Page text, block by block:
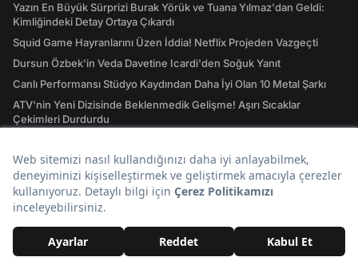
Yazın En Büyük Sürprizi Burak Yörük ve Tuana Yılmaz'dan Geldi:
Kimliğindeki Detay Ortaya Çıkardı
Squid Game Hayranlarını Üzen İddia! Netflix Projeden Vazgeçti
Dursun Özbek'in Veda Davetine Icardi'den Soğuk Yanıt
Canlı Performansı Stüdyo Kaydından Daha İyi Olan 10 Metal Şarkı
ATV'nin Yeni Dizisinde Beklenmedik Gelişme! Aşırı Sıcaklar
Çekimleri Durdurdu
Günün Popüler Başlıkları
İlk Anket Sonucu: YENİ Parti'nin Oy Oranı Belli Oldu, CHP Barajın
Altına Düştü!
Hasan Can Kaya’nın Konuşanlar Programına Katılan Seyirci
Gözaltına Alınıp Sınır Dışı Edildi